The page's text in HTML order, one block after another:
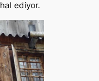
ediyor.